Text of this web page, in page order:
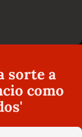
sorte a
como